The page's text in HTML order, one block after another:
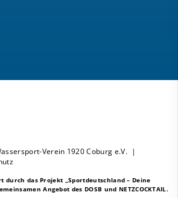
Verein 1920 Coburg e.V. |
durch das Projekt „Sportdeutschland – Deine
Angebot des DOSB und NETZCOCKTAIL.